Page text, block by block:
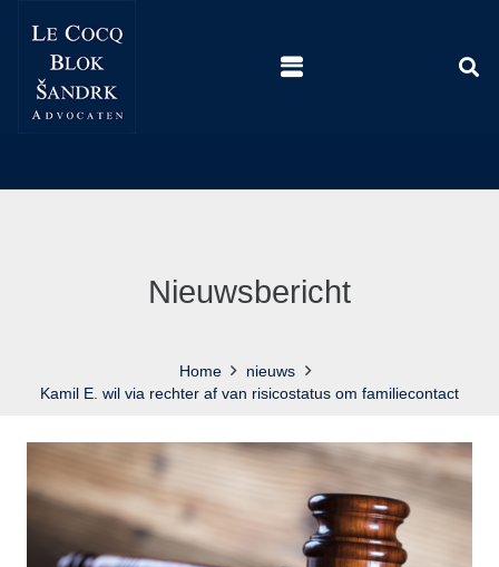
Nieuwsbericht
Home
nieuws
Kamil E. wil via rechter af van risicostatus om familiecontact